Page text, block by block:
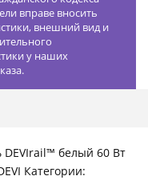
вправе вносить
внешний вид и
у наших
DEVIrail™ белый 60 Вт
Категории: